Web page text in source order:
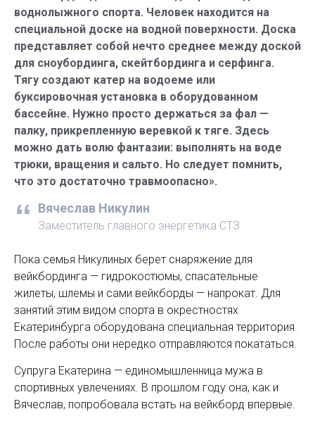
воднолыжного спорта. Человек находится на
специальной доске на водной поверхности. Доска
представляет собой нечто среднее между доской
для сноубординга, скейтбординга и серфинга.
Тягу создают катер на водоеме или
буксировочная установка в оборудованном
бассейне. Нужно просто держаться за фал —
палку, прикрепленную веревкой к тяге. Здесь
можно дать волю фантазии: выполнять на воде
трюки, вращения и сальто. Но следует помнить,
что это достаточно травмо­опасно».
Вячеслав Никулин
Заместитель главного энергетика СТЗ
Пока семья Никулиных берет снаряжение для
вейкбординга — гидрокостюмы, спасательные
жилеты, шлемы и сами вейкборды — напрокат. Для
занятий этим видом спорта в окрестностях
Екатеринбурга оборудована специальная территория.
После работы они нередко отправляются покататься.
Супруга Екатерина — единомышленница мужа в
спортивных увлечениях. В прошлом году она, как и
Вячеслав, попробовала встать на вейкборд впервые.